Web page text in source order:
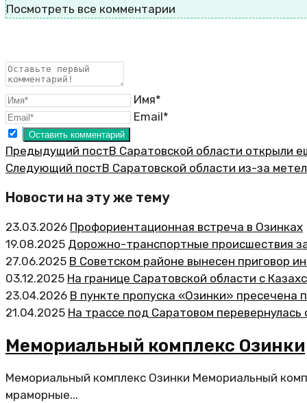
Посмотреть все комментарии
Имя*
Email*
Предыдущий постВ Саратовской области открыли
Следующий постВ Саратовской области из-за
Новости на эту же тему
23.03.2026 Профориентационная встреча в Озинках
19.08.2025 Дорожно-транспортные происшествия
27.06.2025 В Советском районе вынесен приговор
03.12.2025 На границе Саратовской области с
23.04.2026 В пункте пропуска «Озинки» пресечена
21.04.2025 На трассе под Саратовом перевернулась
Мемориальный комплекс Озинки
Мемориальный комплекс Озинки Мемориальный
мраморные...